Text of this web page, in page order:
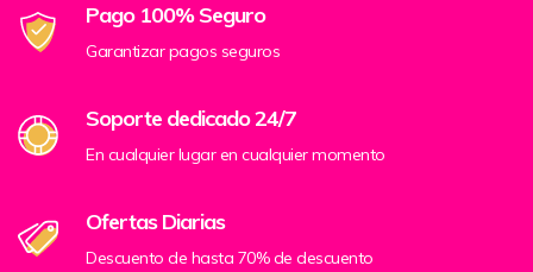
Pago 100% Seguro
Garantizar pagos seguros
Soporte dedicado 24/7
En cualquier lugar en cualquier momento
Ofertas Diarias
Descuento de hasta 70% de descuento